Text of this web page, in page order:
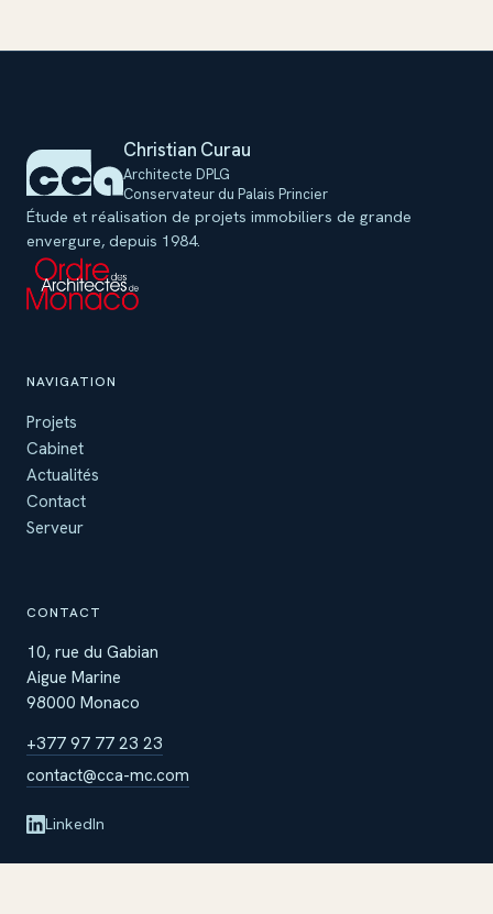
Christian Curau
Architecte DPLG
Conservateur du Palais Princier
Étude et réalisation de projets immobiliers de grande
envergure, depuis 1984.
NAVIGATION
Projets
Cabinet
Actualités
Contact
Serveur
CONTACT
10, rue du Gabian
Aigue Marine
98000 Monaco
+377 97 77 23 23
contact@cca-mc.com
LinkedIn